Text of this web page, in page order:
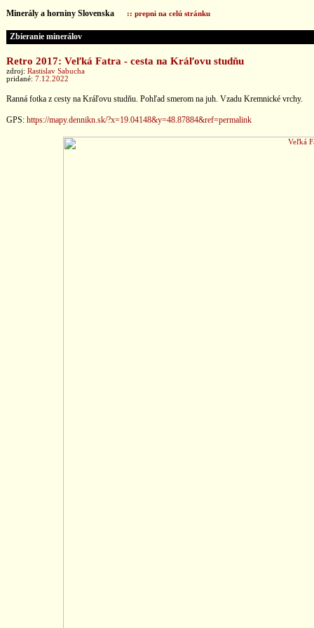
Minerály a horniny Slovenska :: prepni na celú stránku
Zbieranie minerálov
Retro 2017: Veľká Fatra - cesta na Kráľovu studňu
zdroj: Rastislav Sabucha
pridané: 7.12.2022
Ranná fotka z cesty na Kráľovu studňu. Pohľad smerom na juh. Vzadu Kremnické vrchy.
GPS: https://mapy.dennikn.sk/?x=19.04148&y=48.87884&ref=permalink